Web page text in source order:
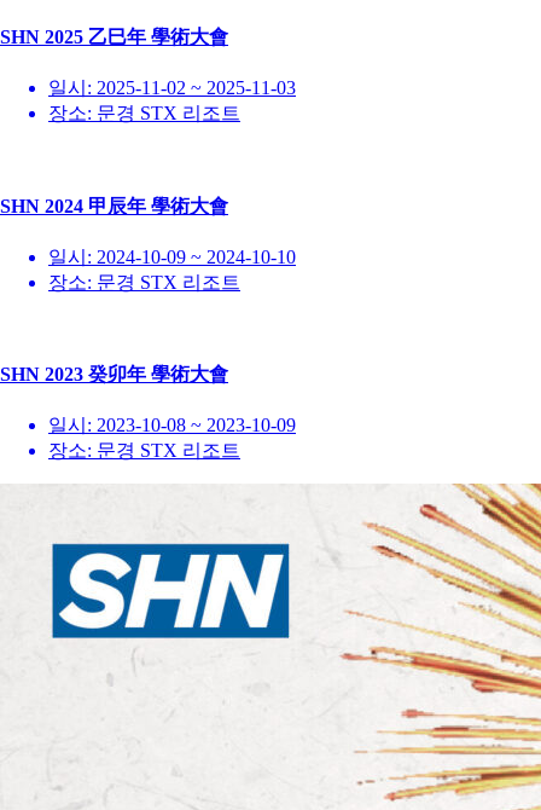
SHN 2025 乙巳年 學術大會
일시: 2025-11-02 ~ 2025-11-03
장소: 문경 STX 리조트
SHN 2024 甲辰年 學術大會
일시: 2024-10-09 ~ 2024-10-10
장소: 문경 STX 리조트
SHN 2023 癸卯年 學術大會
일시: 2023-10-08 ~ 2023-10-09
장소: 문경 STX 리조트